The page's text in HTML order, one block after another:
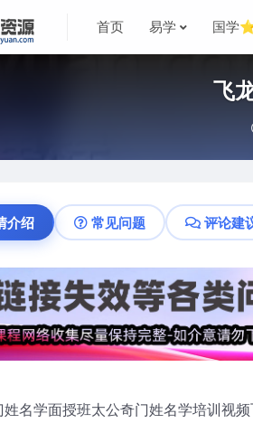
首页 易学 国学
飞
介绍 常见问题 评论建
姓名学面授班太公奇门姓名学培训视